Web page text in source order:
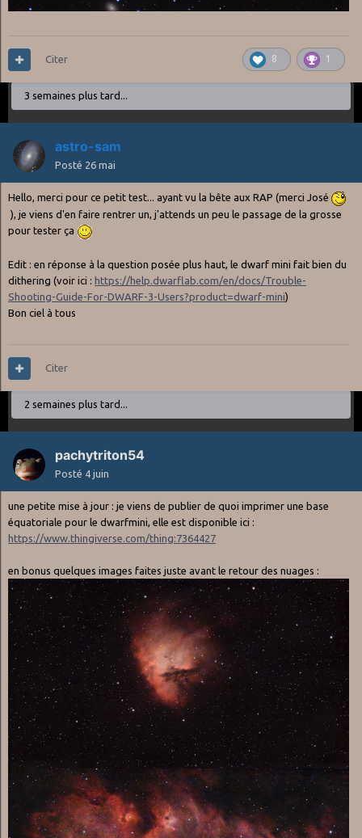
8 1
Citer
3 semaines plus tard...
astro-sam
Posté 26 mai
Hello, merci pour ce petit test... ayant vu la bête aux RAP (merci José
), je viens d'en faire rentrer un, j'attends un peu le passage de la grosse
pour tester ça
Edit : en réponse à la question posée plus haut, le dwarf mini fait bien du
dithering (voir ici : https://help.dwarflab.com/en/docs/Trouble-
Shooting-Guide-For-DWARF-3-Users?product=dwarf-mini)
Bon ciel à tous
Citer
2 semaines plus tard...
pachytriton54
Posté 4 juin
une petite mise à jour : je viens de publier de quoi imprimer une base
équatoriale pour le dwarfmini, elle est disponible ici :
https://www.thingiverse.com/thing:7364427
en bonus quelques images faites juste avant le retour des nuages :